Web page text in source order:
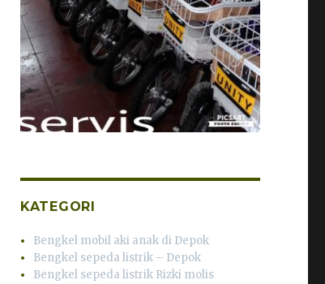
KATEGORI
Bengkel mobil aki anak di Depok
Bengkel sepeda listrik – Depok
Bengkel sepeda listrik Rizki molis